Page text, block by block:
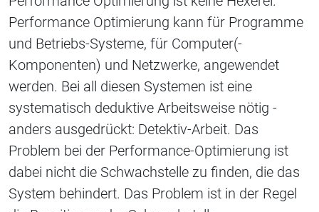
Performance Optimierung kann für Programme
und Betriebs-Systeme, für Computer(-
Komponenten) und Netzwerke, angewendet
werden. Bei all diesen Systemen ist eine
systematisch deduktive Arbeitsweise nötig -
anders ausgedrückt: Detektiv-Arbeit. Das
Problem bei der Performance-Optimierung ist
dabei nicht die Schwachstelle zu finden, die das
System behindert. Das Problem ist in der Regel